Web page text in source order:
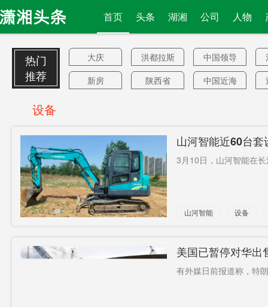
首页 头条 湖湘 公司 人物
热门
推荐
大庆 洪都拉斯
中国领导
人
新房
陕西省 中国近海
住宅均价
在港美企
2023年通
车
暂不
结底
受贿案
董事长
互助协定
病毒防治
指挥
C-40运输
机
官员
设备
山河智能近60台
3月10日，山河智能在
山河智能 设备
美国已暂停对华出
有外媒日前报道称，特